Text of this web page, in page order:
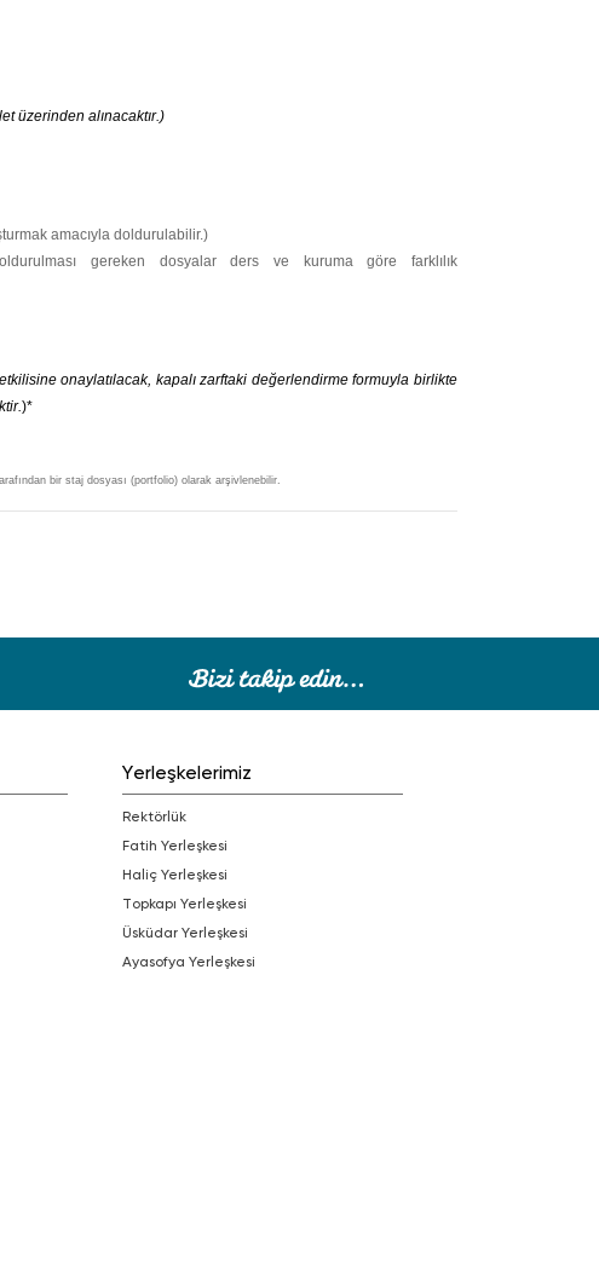
üzerinden alınacaktır.)
amacıyla doldurulabilir.)
onaylatılacak, kapalı zarftaki değerlendirme formuyla birlikte
)*
bir staj dosyası (portfolio) olarak arşivlenebilir.
Yerleşkelerimiz
Rektörlük
Fatih Yerleşkesi
Haliç Yerleşkesi
Topkapı Yerleşkesi
Üsküdar Yerleşkesi
Ayasofya Yerleşkesi